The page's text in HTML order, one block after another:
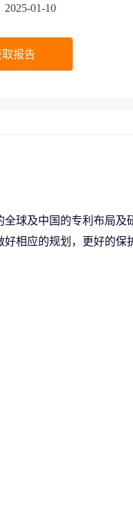
划高效落地
2025-01-10
报告
球及中国的专利布局及
相应的规划，更好的保